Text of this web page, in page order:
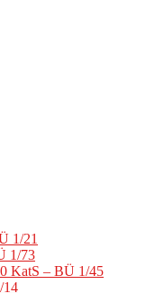
1/21
1/73
KatS – BÜ 1/45
14